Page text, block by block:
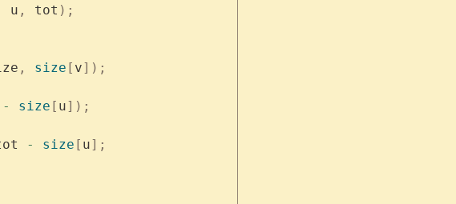
u , tot );
, size [ v]);
- size [ u]);
- size [ u];